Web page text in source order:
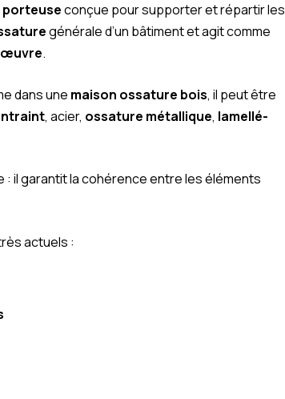
conçue pour supporter et répartir les
générale d’un bâtiment et agit comme
.
dans une maison ossature bois, il peut être
, acier, ossature métallique, lamellé-
: il garantit la cohérence entre les éléments
actuels :